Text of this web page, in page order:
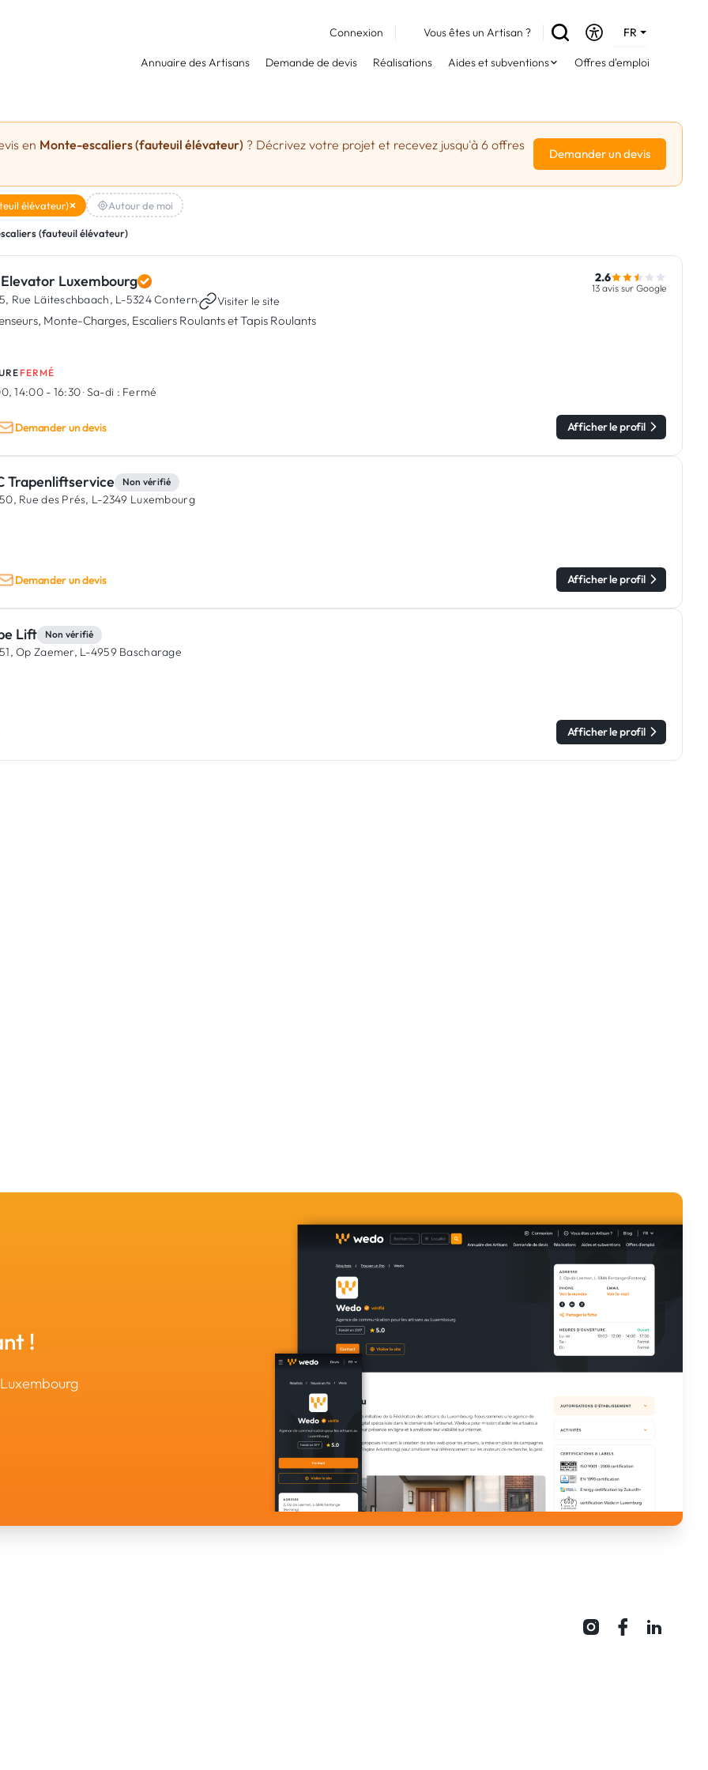
Connexion Vous êtes un Artisan ?
FR
Annuaire des Artisans Demande de devis Réalisations Aides et subventions Offres d'emploi
en Monte-escaliers (fauteuil élévateur) ? Décrivez votre projet et recevez jusqu'à 6 offres
Demander un devis
élévateur) Autour de moi
(fauteuil élévateur)
Luxembourg
5, Rue Läiteschbaach, L-5324 Contern· Visiter le site
Monte-Charges, Escaliers Roulants et Tapis Roulants
2.6
13 avis sur Google
FERMÉ
14:00 - 16:30·Sa-di : Fermé
Demander un devis Afficher le profil
Trapenliftservice Non vérifié
50, Rue des Prés, L-2349 Luxembourg
Demander un devis Afficher le profil
Lift Non vérifié
51, Op Zaemer, L-4959 Bascharage
Afficher le profil
!